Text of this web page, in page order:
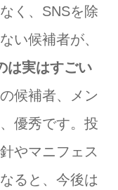
く、SNSを除
い候補者が、
は実はすごい
候補者、メン
優秀です。投
やマニフェス
ると、今後は